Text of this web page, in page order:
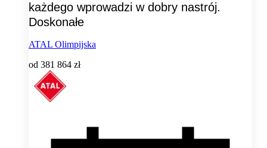
każdego wprowadzi w dobry nastrój.
Doskonałe
ATAL Olimpijska
od 381 864 zł